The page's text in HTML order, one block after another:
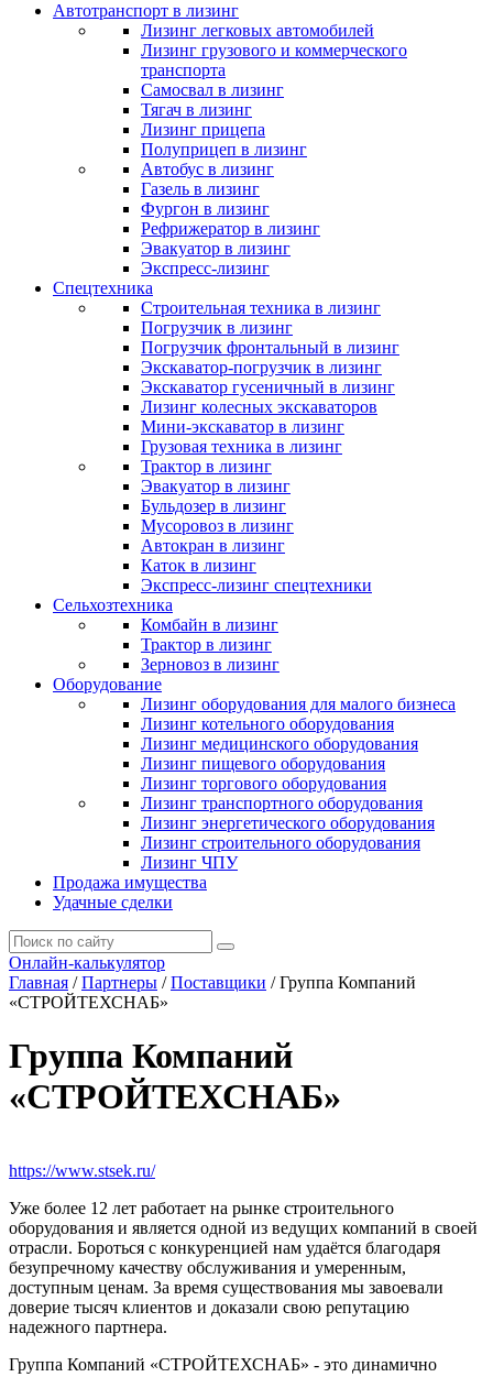
Автотранспорт в лизинг
Лизинг легковых автомобилей
Лизинг грузового и коммерческого
транспорта
Самосвал в лизинг
Тягач в лизинг
Лизинг прицепа
Полуприцеп в лизинг
Автобус в лизинг
Газель в лизинг
Фургон в лизинг
Рефрижератор в лизинг
Эвакуатор в лизинг
Экспресс-лизинг
Спецтехника
Строительная техника в лизинг
Погрузчик в лизинг
Погрузчик фронтальный в лизинг
Экскаватор-погрузчик в лизинг
Экскаватор гусеничный в лизинг
Лизинг колесных экскаваторов
Мини-экскаватор в лизинг
Грузовая техника в лизинг
Трактор в лизинг
Эвакуатор в лизинг
Бульдозер в лизинг
Мусоровоз в лизинг
Автокран в лизинг
Каток в лизинг
Экспресс-лизинг спецтехники
Сельхозтехника
Комбайн в лизинг
Трактор в лизинг
Зерновоз в лизинг
Оборудование
Лизинг оборудования для малого бизнеса
Лизинг котельного оборудования
Лизинг медицинского оборудования
Лизинг пищевого оборудования
Лизинг торгового оборудования
Лизинг транспортного оборудования
Лизинг энергетического оборудования
Лизинг строительного оборудования
Лизинг ЧПУ
Продажа имущества
Удачные сделки
Онлайн-калькулятор
Главная / Партнеры / Поставщики / Группа Компаний
«СТРОЙТЕХСНАБ»
Группа Компаний
«СТРОЙТЕХСНАБ»
https://www.stsek.ru/
Уже более 12 лет работает на рынке строительного
оборудования и является одной из ведущих компаний в своей
отрасли. Бороться с конкуренцией нам удаётся благодаря
безупречному качеству обслуживания и умеренным,
доступным ценам. За время существования мы завоевали
доверие тысяч клиентов и доказали свою репутацию
надежного партнера.
Группа Компаний «СТРОЙТЕХСНАБ» - это динамично